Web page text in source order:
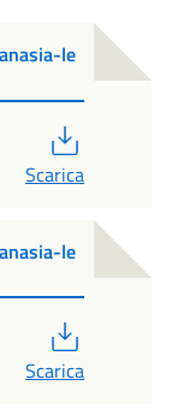
le
Scarica
le
Scarica